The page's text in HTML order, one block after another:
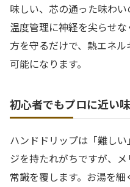
味しい、芯の通った味わい
温度管理に神経を尖らせ
方を守るだけで、熱エネ
可能になります。
初心者でもプロに近い
ハンドドリップは「難し
ジを持たれがちですが、
常識を覆します。お湯を